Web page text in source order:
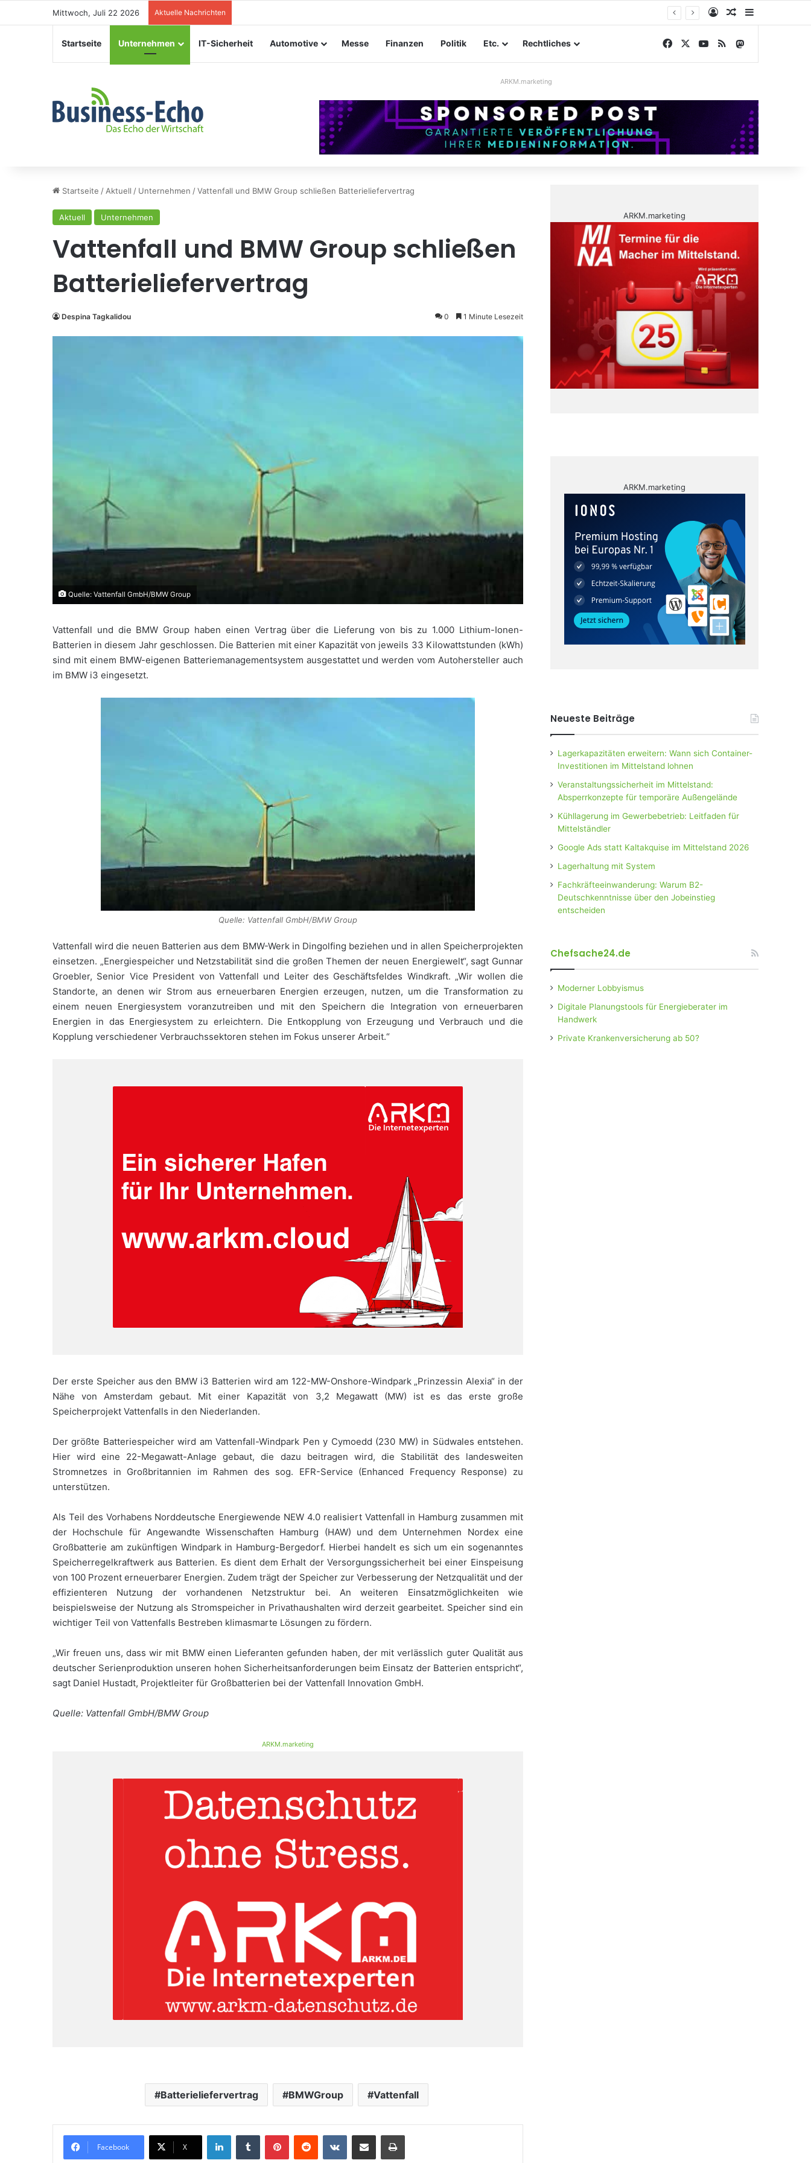
Mittwoch, Juli 22 2026 Aktuelle Nachrichten AnmeldenZufälliger
Startseite Unternehmen IT-Sicherheit Automotive Messe Finanzen Politik Etc. Rechtliches Facebook YouTube
RSS
ARKM.marketing
Startseite / Aktuell / Unternehmen /Vattenfall und BMW Group schließen Batterieliefervertrag
Aktuell Unternehmen
Vattenfall und BMW Group schließen
Batterieliefervertrag
Despina Tagkalidou 0 1 Minute Lesezeit
Quelle: Vattenfall GmbH/BMW Group
Vattenfall und die BMW Group haben einen Vertrag über die Lieferung von bis zu 1.000 Lithium-Ionen-
Batterien in diesem Jahr geschlossen. Die Batterien mit einer Kapazität von jeweils 33 Kilowattstunden (kWh)
sind mit einem BMW-eigenen Batteriemanagementsystem ausgestattet und werden vom Autohersteller auch
im BMW i3 eingesetzt.
Quelle: Vattenfall GmbH/BMW Group
Vattenfall wird die neuen Batterien aus dem BMW-Werk in Dingolfing beziehen und in allen Speicherprojekten
einsetzen. „Energiespeicher und Netzstabilität sind die großen Themen der neuen Energiewelt“, sagt Gunnar
Groebler, Senior Vice President von Vattenfall und Leiter des Geschäftsfeldes Windkraft. „Wir wollen die
Standorte, an denen wir Strom aus erneuerbaren Energien erzeugen, nutzen, um die Transformation zu
einem neuen Energiesystem voranzutreiben und mit den Speichern die Integration von erneuerbaren
Energien in das Energiesystem zu erleichtern. Die Entkopplung von Erzeugung und Verbrauch und die
Kopplung verschiedener Verbrauchssektoren stehen im Fokus unserer Arbeit.“
Der erste Speicher aus den BMW i3 Batterien wird am 122-MW-Onshore-Windpark „Prinzessin Alexia“ in der
Nähe von Amsterdam gebaut. Mit einer Kapazität von 3,2 Megawatt (MW) ist es das erste große
Speicherprojekt Vattenfalls in den Niederlanden.
Der größte Batteriespeicher wird am Vattenfall-Windpark Pen y Cymoedd (230 MW) in Südwales entstehen.
Hier wird eine 22-Megawatt-Anlage gebaut, die dazu beitragen wird, die Stabilität des landesweiten
Stromnetzes in Großbritannien im Rahmen des sog. EFR-Service (Enhanced Frequency Response) zu
unterstützen.
Als Teil des Vorhabens Norddeutsche Energiewende NEW 4.0 realisiert Vattenfall in Hamburg zusammen mit
der Hochschule für Angewandte Wissenschaften Hamburg (HAW) und dem Unternehmen Nordex eine
Großbatterie am zukünftigen Windpark in Hamburg-Bergedorf. Hierbei handelt es sich um ein sogenanntes
Speicherregelkraftwerk aus Batterien. Es dient dem Erhalt der Versorgungssicherheit bei einer Einspeisung
von 100 Prozent erneuerbarer Energien. Zudem trägt der Speicher zur Verbesserung der Netzqualität und der
effizienteren Nutzung der vorhandenen Netzstruktur bei. An weiteren Einsatzmöglichkeiten wie
beispielsweise der Nutzung als Stromspeicher in Privathaushalten wird derzeit gearbeitet. Speicher sind ein
wichtiger Teil von Vattenfalls Bestreben klimasmarte Lösungen zu fördern.
„Wir freuen uns, dass wir mit BMW einen Lieferanten gefunden haben, der mit verlässlich guter Qualität aus
deutscher Serienproduktion unseren hohen Sicherheitsanforderungen beim Einsatz der Batterien entspricht“,
sagt Daniel Hustadt, Projektleiter für Großbatterien bei der Vattenfall Innovation GmbH.
Quelle: Vattenfall GmbH/BMW Group
ARKM.marketing
Batterieliefervertrag BMWGroup Vattenfall
Facebook X
ARKM.marketing
ARKM.marketing
Neueste Beiträge
Lagerkapazitäten erweitern: Wann sich Container-
Investitionen im Mittelstand lohnen
Veranstaltungssicherheit im Mittelstand:
Absperrkonzepte für temporäre Außengelände
Kühllagerung im Gewerbebetrieb: Leitfaden für
Mittelständler
Google Ads statt Kaltakquise im Mittelstand 2026
Lagerhaltung mit System
Fachkräfteeinwanderung: Warum B2-
Deutschkenntnisse über den Jobeinstieg
entscheiden
Chefsache24.de
Moderner Lobbyismus
Digitale Planungstools für Energieberater im
Handwerk
Private Krankenversicherung ab 50?